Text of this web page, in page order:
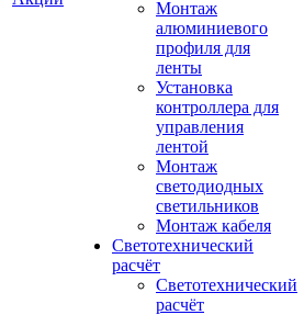
Монтаж
алюминиевого
профиля для
ленты
Установка
контроллера для
управления
лентой
Монтаж
светодиодных
светильников
Монтаж кабеля
Светотехнический
расчёт
Светотехнический
расчёт